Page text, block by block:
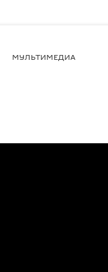
МУЛЬТИМЕДИА